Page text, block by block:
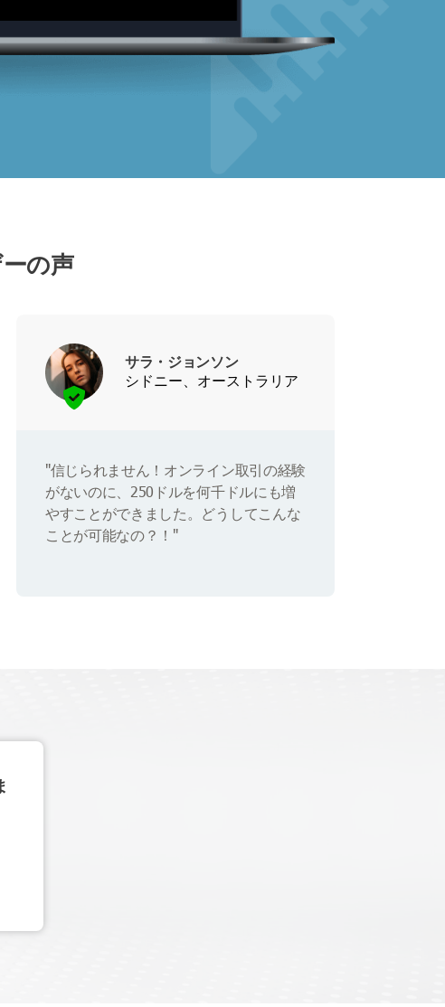
の声
サラ・ジョンソン
シドニー、オーストラリア
"信じられません！オンライン取引の経験
がないのに、250ドルを何千ドルにも増
やすことができました。どうしてこんな
ことが可能なの？！"